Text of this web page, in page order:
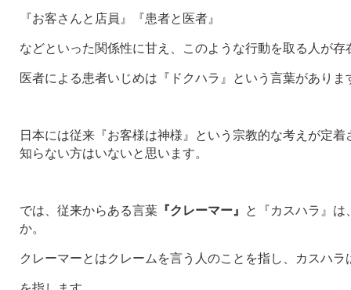
『お客さんと店員』『患者と医者』
などといった関係性に甘え、このような行動を取る人が存
医者による患者いじめは『ドクハラ』という言葉がありま
日本には従来『お客様は神様』という宗教的な考えが定
知らない方はいないと思います。
では、従来からある言葉 『クレーマー』
と『カスハラ』は
か。
クレーマーとはクレームを言う人のことを指し、カスハラ